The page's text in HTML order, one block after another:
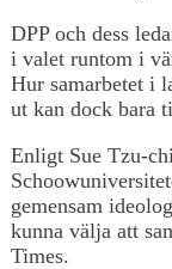
DPP och dess
i valet runtom i
Hur samarbetet i
ut kan dock bara
Enligt Sue Tzu-
gemensam
kunna välja att
Times.